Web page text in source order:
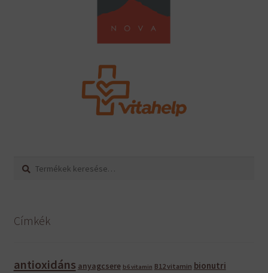
Keresés
Keresés
Címkék
antioxidáns anyagcsere b6 vitamin B12 vitamin bionutri